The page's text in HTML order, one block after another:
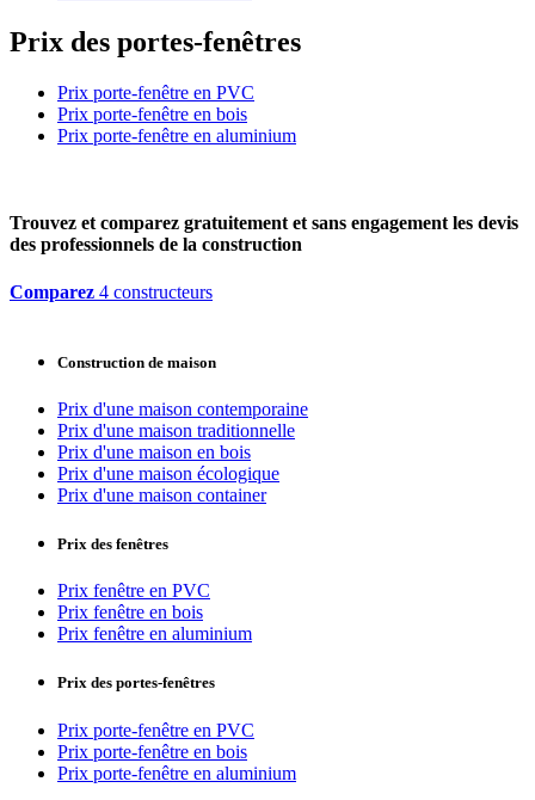
Prix des portes-fenêtres
Prix porte-fenêtre en PVC
Prix porte-fenêtre en bois
Prix porte-fenêtre en aluminium
Trouvez et comparez gratuitement et sans engagement les devis
des professionnels de la construction
Comparez 4 constructeurs
Construction de maison
Prix d'une maison contemporaine
Prix d'une maison traditionnelle
Prix d'une maison en bois
Prix d'une maison écologique
Prix d'une maison container
Prix des fenêtres
Prix fenêtre en PVC
Prix fenêtre en bois
Prix fenêtre en aluminium
Prix des portes-fenêtres
Prix porte-fenêtre en PVC
Prix porte-fenêtre en bois
Prix porte-fenêtre en aluminium